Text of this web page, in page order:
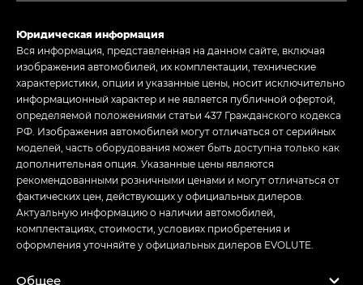
Юридическая информация
Вся информация, представленная на данном сайте, включая
изображения автомобилей, их комплектации, технические
характеристики, опции и указанные цены, носит исключительно
информационный характер и не является публичной офертой,
определяемой положениями статьи 437 Гражданского кодекса
РФ. Изображения автомобилей могут отличаться от серийных
моделей, часть оборудования может быть доступна только как
дополнительная опция. Указанные цены являются
рекомендованными розничными ценами и могут отличаться от
фактических цен, действующих у официальных дилеров.
Актуальную информацию о наличии автомобилей,
комплектациях, стоимости, условиях приобретения и
оформления уточняйте у официальных дилеров EVOLUTE.
Общее